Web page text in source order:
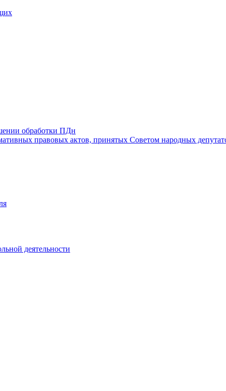
обработки ПДн
правовых актов, принятых Советом народных
деятельности